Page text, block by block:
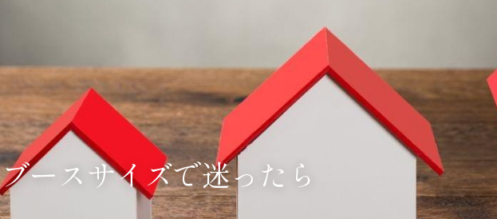
ブースサイズで迷ったら